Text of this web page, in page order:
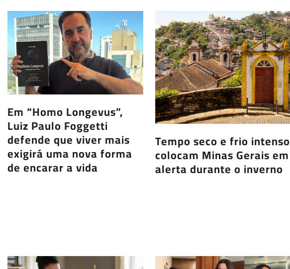
Em “Homo Longevus”,
Luiz Paulo Foggetti
defende que viver mais
exigirá uma nova forma
de encarar a vida
Tempo seco e frio intenso
colocam Minas Gerais em
alerta durante o inverno